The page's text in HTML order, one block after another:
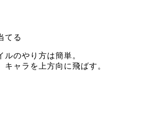
てる
ルのやり方は簡単。
キャラを上方向に飛ばす。